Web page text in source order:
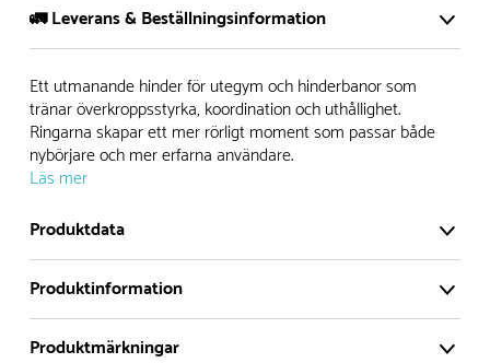
🚛 Leverans & Beställningsinformation
Normalt sätt tillverkar vi alla produkter efter beställning.
Detta gör vi för att garantera att du inte ska få en produkt
som legat på en hylla under längre tid och därför förkortat
livslängden på produkten.
Däremot har vi många produkter utan trä som kan
levereras i stort sett omgående, exempelvis Boulder Rocks,
gungor, mål, basket, bordtennis, fristående rutschar,
Normalt sätt är leveranstiden på standardprodukter som
Ett utmanande hinder för utegym och hinderbanor som
tränar överkroppsstyrka, koordination och uthållighet.
Ringarna skapar ett mer rörligt moment som passar både
nybörjare och mer erfarna användare.
Läs mer
Produktdata
Produktinformation
Produktmärkningar